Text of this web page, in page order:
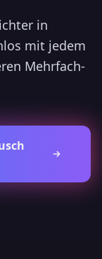
in
mit jedem
Mehrfach-